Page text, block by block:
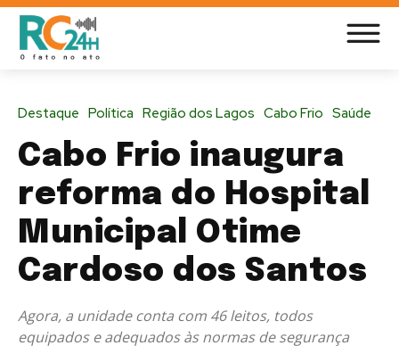
Destaque Política Região dos Lagos Cabo Frio Saúde
Cabo Frio inaugura
reforma do Hospital
Municipal Otime
Cardoso dos Santos
Agora, a unidade conta com 46 leitos, todos
equipados e adequados às normas de segurança